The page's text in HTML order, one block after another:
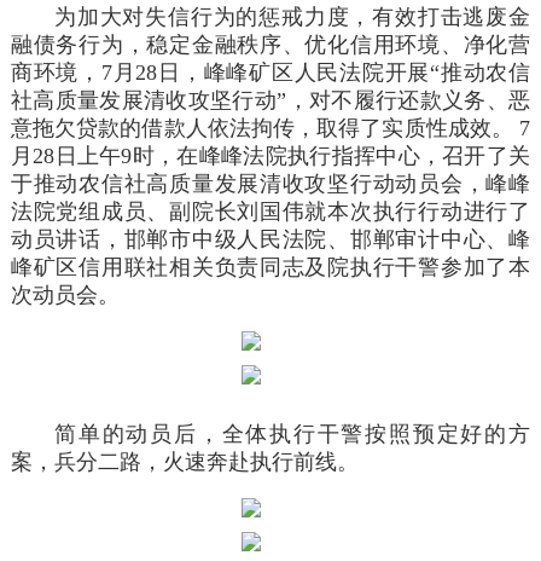
为加大对失信行为的惩戒力度，有效打击逃废金
融债务行为，稳定金融秩序、优化信用环境、净化营
商环境，7月28日，峰峰矿区人民法院开展“推动农信
社高质量发展清收攻坚行动”，对不履行还款义务、恶
意拖欠贷款的借款人依法拘传，取得了实质性成效。 7
月28日上午9时，在峰峰法院执行指挥中心，召开了关
于推动农信社高质量发展清收攻坚行动动员会，峰峰
法院党组成员、副院长刘国伟就本次执行行动进行了
动员讲话，邯郸市中级人民法院、邯郸审计中心、峰
峰矿区信用联社相关负责同志及院执行干警参加了本
次动员会。
简单的动员后，全体执行干警按照预定好的方
案，兵分二路，火速奔赴执行前线。